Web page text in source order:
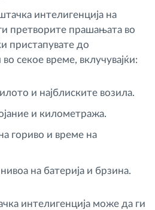
интелигенција на
претворите прашањата во
пристапувате до
секое време, вклучувајќи:
и најблиските возила.
и километража.
гориво и време на
на батерија и брзина.
интелигенција може да ги